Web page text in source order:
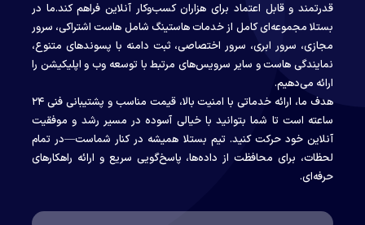
قدرتمند و قابل اعتماد برای هزاران کسب‌وکار آنلاین فراهم کند.ما در
بستلا مجموعه‌ای کامل از خدمات هاستینگ شامل هاست اشتراکی، سرور
مجازی، سرور ابری، سرور اختصاصی، ثبت دامنه با پسوندهای متنوع،
نمایندگی هاست و سایر سرویس‌های مرتبط با توسعه وب و اپلیکیشن را
ارائه می‌دهیم.
هدف ما، ارائه خدماتی با امنیت بالا، قیمت مناسب و پشتیبانی فنی ۲۴
ساعته است تا شما بتوانید با خیالی آسوده در مسیر رشد و موفقیت
آنلاین خود حرکت کنید. تیم بستلا همیشه در کنار شماست—در تمام
لحظات، برای محافظت از داده‌ها، پاسخ‌گویی سریع و ارائه راهکارهای
حرفه‌ای.